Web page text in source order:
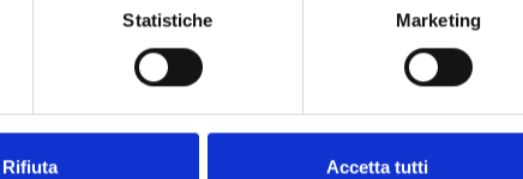
Statistiche Marketing
Rifiuta Accetta tutti
Aggiungi al